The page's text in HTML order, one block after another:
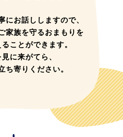
にお話ししますので、
家族を守るおまもりを
ことができます。
に来がてら、
ち寄りください。